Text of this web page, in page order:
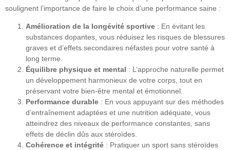
soulignent l’importance de faire le choix d’une performance saine :
Amélioration de la longévité sportive : En évitant les
substances dopantes, vous réduisez les risques de blessures
graves et d’effets secondaires néfastes pour votre santé à
long terme.
Équilibre physique et mental : L’approche naturelle permet
un développement harmonieux de votre corps, tout en
préservant votre bien-être mental et émotionnel.
Performance durable : En vous appuyant sur des méthodes
d’entraînement adaptées et une nutrition adéquate, vous
atteindrez des niveaux de performance constantes, sans
effets de déclin dûs aux stéroïdes.
Cohérence et intégrité : Pratiquer un sport sans stéroïdes